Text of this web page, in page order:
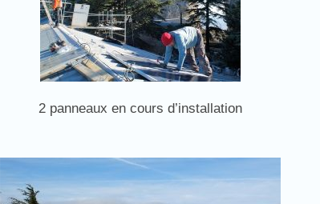
2 panneaux en cours d’installation